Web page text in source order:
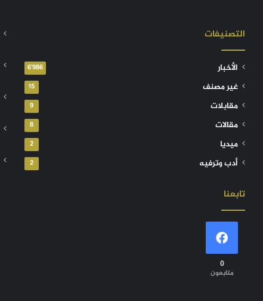
التصنيفات
الأخبار 6٬986
غير مصنف 15
مقابلات 9
مقالات 8
ميديا 2
أدب وترفيه 2
تابعنا
0
متابعون